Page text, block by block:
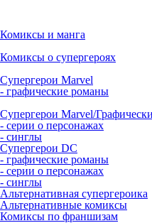
Комиксы и манга
Комиксы о супергероях
Супергерои Marvel
- графические романы
Супергерои Marvel/
- серии о персонажах
- синглы
Супергерои DC
- графические романы
- серии о персонажах
- синглы
Альтернативная супергероика
Альтернативные комиксы
Комиксы по франшизам